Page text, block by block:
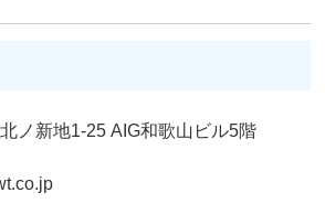
ノ新地1-25AIG和歌山ビル5階